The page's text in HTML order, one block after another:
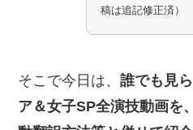
稿は追記修正済）
そこで今日は、誰でも見
ア＆女子SP全演技動画を